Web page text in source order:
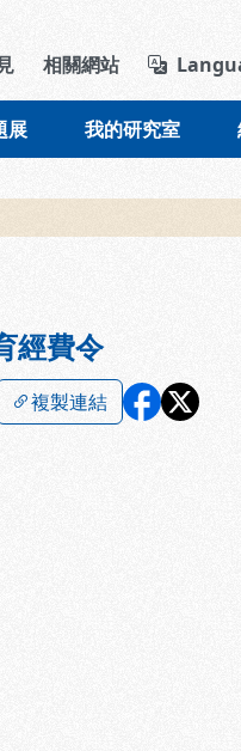
區塊
相關網站
展 我的研究室
經費令
複製連結